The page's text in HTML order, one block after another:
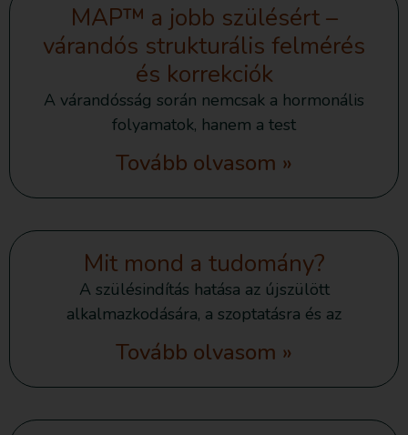
MAP™ a jobb szülésért –
várandós strukturális felmérés
és korrekciók
A várandósság során nemcsak a hormonális
folyamatok, hanem a test
Tovább olvasom »
Mit mond a tudomány?
A szülésindítás hatása az újszülött
alkalmazkodására, a szoptatásra és az
Tovább olvasom »